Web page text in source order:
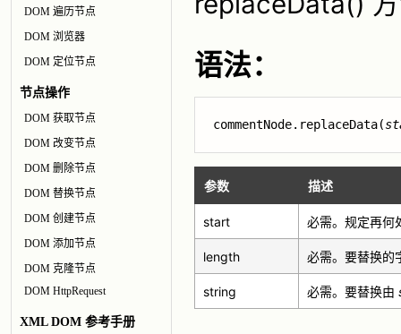
DOM 遍历节点
DOM 浏览器
DOM 定位节点
节点操作
DOM 获取节点
DOM 改变节点
DOM 删除节点
DOM 替换节点
DOM 创建节点
DOM 添加节点
DOM 克隆节点
DOM HttpRequest
XML DOM 参考手册
语法：
commentNode.replaceData(
参数 描述
start 必需。规定再何
length 必需。要替换的
string 必需。要替换由